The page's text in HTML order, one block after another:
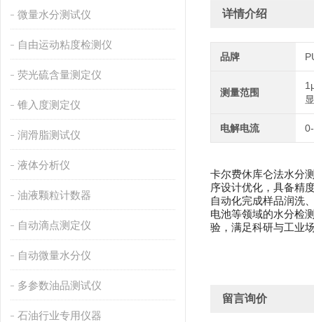
微量水分测试仪
自由运动粘度检测仪
荧光硫含量测定仪
锥入度测定仪
润滑脂测试仪
液体分析仪
油液颗粒计数器
自动滴点测定仪
自动微量水分仪
多参数油品测试仪
石油行业专用仪器
详情介绍
品牌
测量范围
电解电流
卡尔费休库仑法水分
序设计优化，具备精
自动化完成样品润洗
电池等领域的水分检
验，满足科研与工业
留言询价